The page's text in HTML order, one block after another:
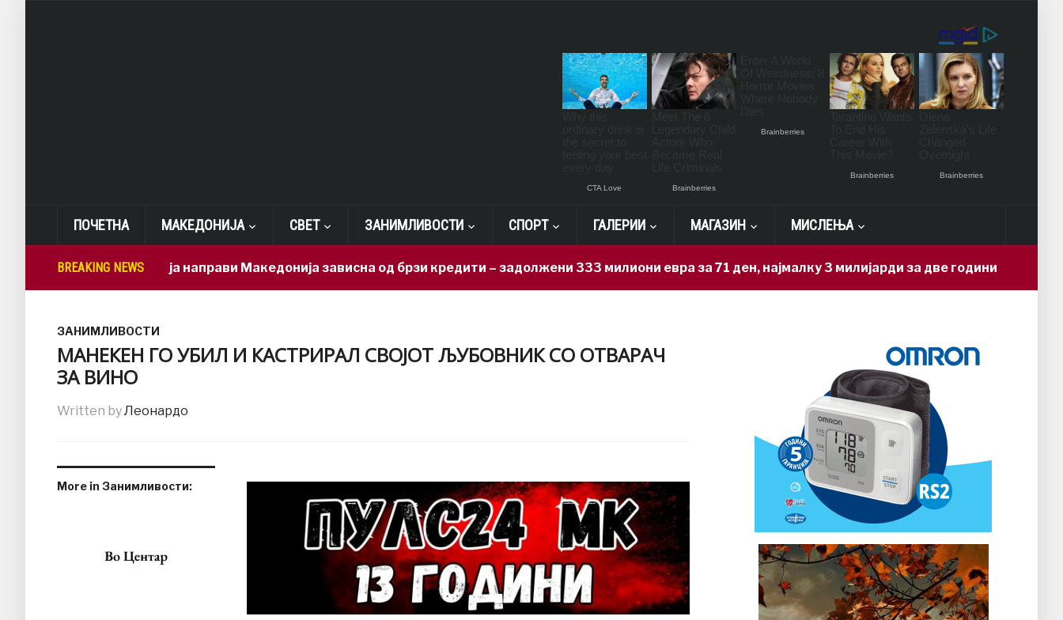
ПОЧЕТНА МАКЕДОНИЈА СВЕТ ЗАНИМЛИВОСТИ СПОРТ ГАЛЕРИИ МАГАЗИН МИСЛЕЊА
BREAKING NEWS
Мицкоски ја направи Македонија зависна од брзи кредити – задолжени 333 милиони евра за 71 ден, најмалку 3 милијарди за две години 16 hours ago
ЗАНИМЛИВОСТИ
МАНЕКЕН ГО УБИЛ И КАСТРИРАЛ СВОЈОТ ЉУБОВНИК СО ОТВАРАЧ
ЗА ВИНО
Written byЛеонардо
More in Занимливости: